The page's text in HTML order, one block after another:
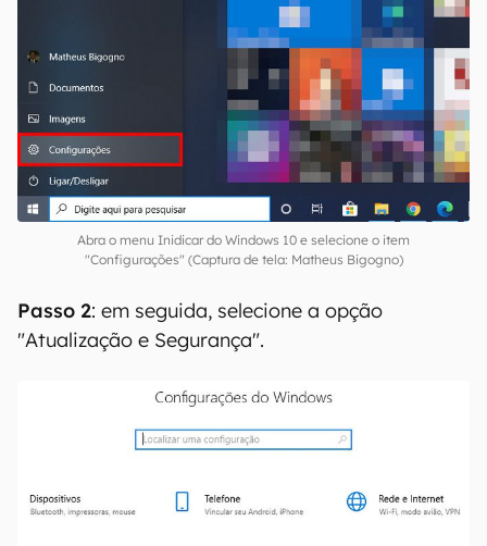
Abra o menu Inidicar do Windows 10 e selecione o item
"Configurações" (Captura de tela: Matheus Bigogno)
Passo 2: em seguida, selecione a opção
"Atualização e Segurança".